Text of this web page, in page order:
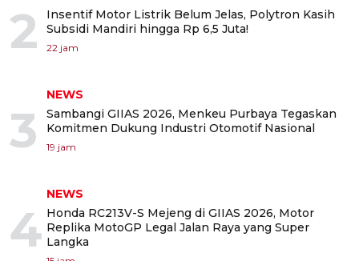
2
Insentif Motor Listrik Belum Jelas, Polytron Kasih
Subsidi Mandiri hingga Rp 6,5 Juta!
22 jam
3
NEWS
Sambangi GIIAS 2026, Menkeu Purbaya Tegaskan
Komitmen Dukung Industri Otomotif Nasional
19 jam
4
NEWS
Honda RC213V-S Mejeng di GIIAS 2026, Motor
Replika MotoGP Legal Jalan Raya yang Super
Langka